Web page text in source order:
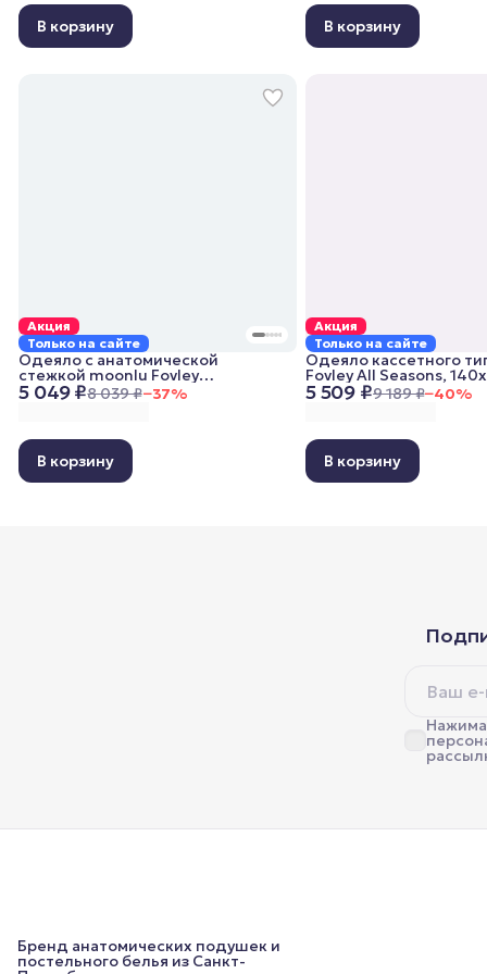
В корзину В корзину
Акция
Только на сайте
5 049 ₽8 039 ₽−37%
Одеяло с анатомической
стежкой moonlu Fovley
Lightweight, 140x205 см,
облегченное
В корзину
Акция
Только на сайте
5 509 ₽9 189 ₽−40%
Одеяло кассетного
Fovley All Seasons,
всесезонное
В корзину
Бренд анатомических подушек и
постельного белья из Санкт-